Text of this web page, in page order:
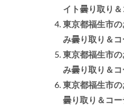
イト曇り取り
東京都福生市
み曇り取り＆
東京都福生市
み曇り取り＆
東京都福生市
曇り取り＆コ